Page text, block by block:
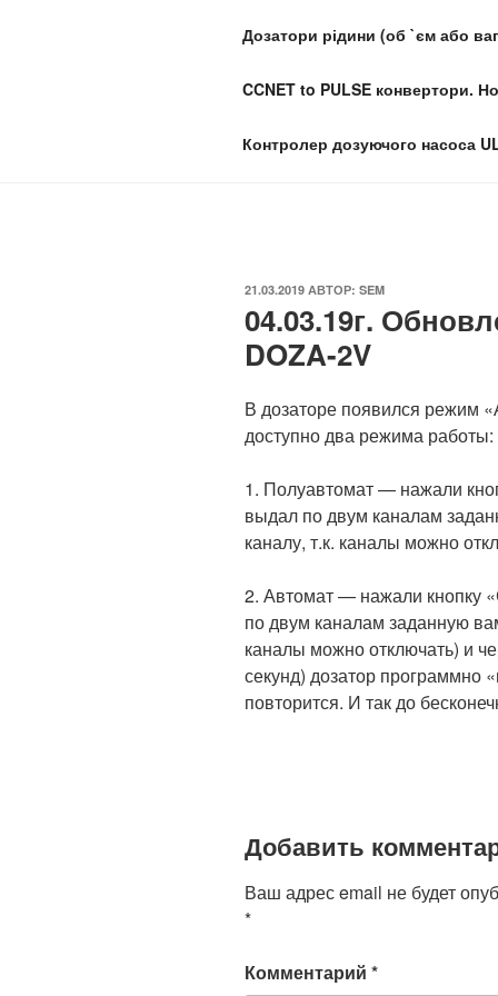
LITHIUM
Дозатори рідини (об `єм або
CCNET to PULSE конвертори.
Контролер дозуючого насоса
ОПУБЛИКОВАНО
21.03.2019 АВТОР: SEM
04.03.19г.
DOZA-2V
В дозаторе появился режим
доступно два режима работы:
1. Полуавтомат — нажали
выдал по двум каналам
каналу, т.к. каналы можно
2. Автомат — нажали кнопку
по двум каналам заданную
каналы можно отключать) и
секунд) дозатор программно
повторится. И так до
Добавить
Ваш адрес email не будет
*
Комментарий *